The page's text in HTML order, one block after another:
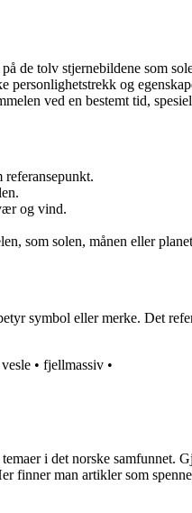
de tolv stjernebildene som
og
ved en bestemt tid,
referansepunkt.
og vind.
som solen, månen eller
symbol eller merke. Det
vesle • fjellmassiv •
i det norske
finner man artikler som